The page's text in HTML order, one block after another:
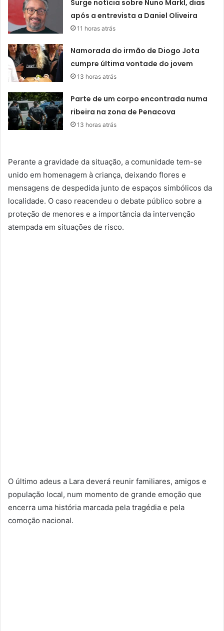
Surge notícia sobre Nuno Markl, dias
após a entrevista a Daniel Oliveira
11 horas atrás
Namorada do irmão de Diogo Jota
cumpre última vontade do jovem
13 horas atrás
Parte de um corpo encontrada numa
ribeira na zona de Penacova
13 horas atrás
Perante a gravidade da situação, a comunidade tem-se
unido em homenagem à criança, deixando flores e
mensagens de despedida junto de espaços simbólicos da
localidade. O caso reacendeu o debate público sobre a
proteção de menores e a importância da intervenção
atempada em situações de risco.
O último adeus a Lara deverá reunir familiares, amigos e
população local, num momento de grande emoção que
encerra uma história marcada pela tragédia e pela
comoção nacional.